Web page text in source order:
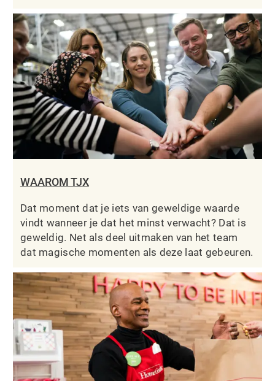
WAAROM TJX
Dat moment dat je iets van geweldige waarde
vindt wanneer je dat het minst verwacht? Dat is
geweldig. Net als deel uitmaken van het team
dat magische momenten als deze laat gebeuren.